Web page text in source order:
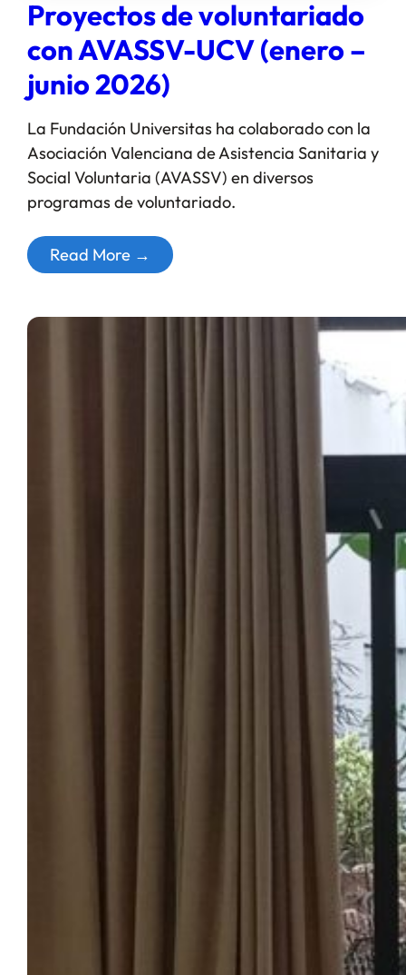
Proyectos de voluntariado
con AVASSV-UCV (enero –
junio 2026)
La Fundación Universitas ha colaborado con la
Asociación Valenciana de Asistencia Sanitaria y
Social Voluntaria (AVASSV) en diversos
programas de voluntariado.
Read More →